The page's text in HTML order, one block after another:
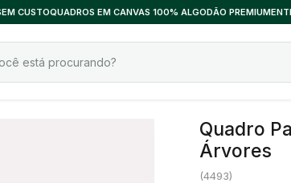
CUSTOQUADROS EM CANVAS 100% ALGODÃO PREMIUM
Quadro
Árvores
(4493)